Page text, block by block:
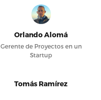
Orlando Alomá
Gerente de Proyectos en un
Startup
Tomás Ramírez